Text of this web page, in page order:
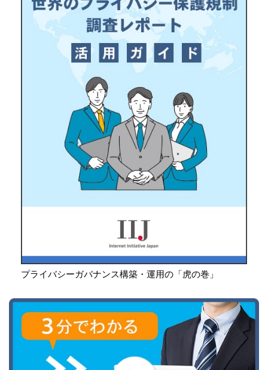
プライバシーガバナンス構築・運用の「虎の巻」